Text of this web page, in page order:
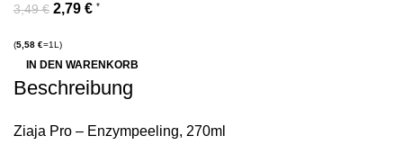
3,49€ 2,79 € *
(5,58 €=1L)
IN DEN WARENKORB
Beschreibung
Ziaja Pro – Enzympeeling, 270ml